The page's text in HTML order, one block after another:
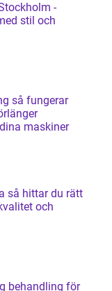
-
stil och
maskiner
och